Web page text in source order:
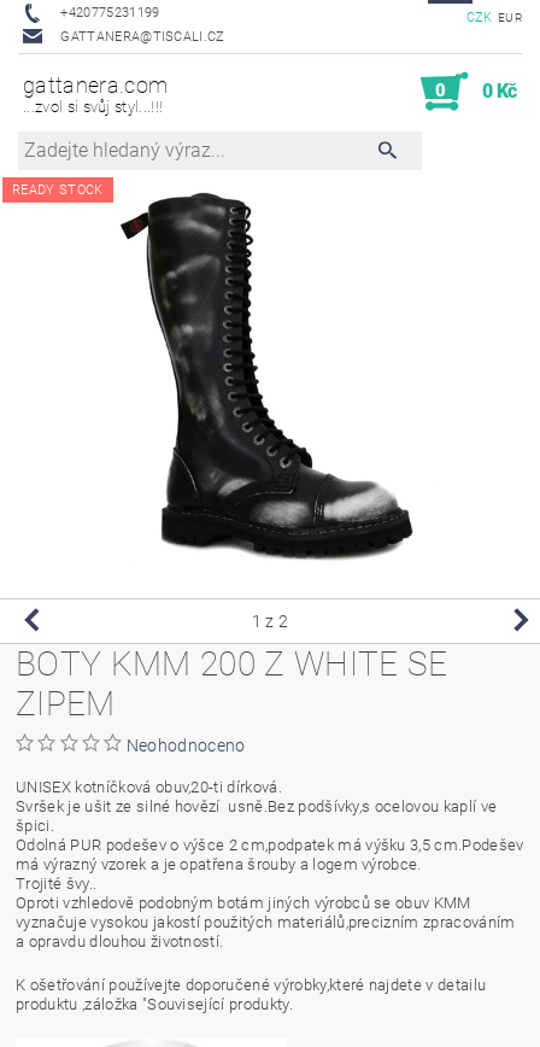
+420775231199
GATTANERA@TISCALI.CZ
CZK EUR
gattanera.com
...zvol si svůj styl...!!!
0 0 Kč
READY STOCK
1 z 2
BOTY KMM 200 Z WHITE SE
ZIPEM
Neohodnoceno
UNISEX kotníčková obuv,20-ti dírková.
Svršek je ušit ze silné hovězí usně.Bez podšívky,s ocelovou kaplí ve
špici.
Odolná PUR podešev o výšce 2 cm,podpatek má výšku 3,5 cm.Podešev
má výrazný vzorek a je opatřena šrouby a logem výrobce.
Trojité švy..
Oproti vzhledově podobným botám jiných výrobců se obuv KMM
vyznačuje vysokou jakostí použitých materiálů,precizním zpracováním
a opravdu dlouhou životností.
K ošetřování používejte doporučené výrobky,které najdete v detailu
produktu ,záložka "Související produkty.